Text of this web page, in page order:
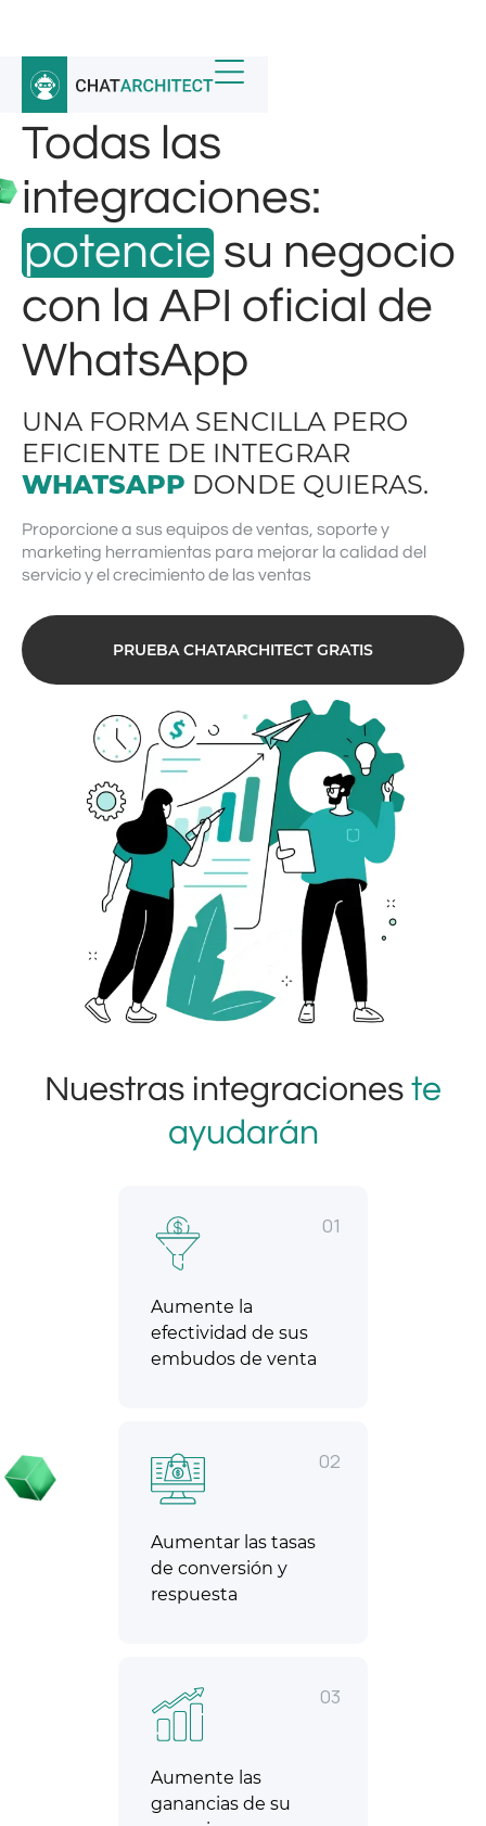
Todas las
integraciones:
potencie su negocio
con la API oficial de
WhatsApp
UNA FORMA SENCILLA PERO
EFICIENTE DE INTEGRAR
WHATSAPP DONDE QUIERAS.
Proporcione a sus equipos de ventas, soporte y
marketing herramientas para mejorar la calidad del
servicio y el crecimiento de las ventas
PRUEBA CHATARCHITECT GRATIS
Nuestras integraciones te
ayudarán
01
Aumente la
efectividad de sus
embudos de venta
02
Aumentar las tasas
de conversión y
respuesta
03
Aumente las
ganancias de su